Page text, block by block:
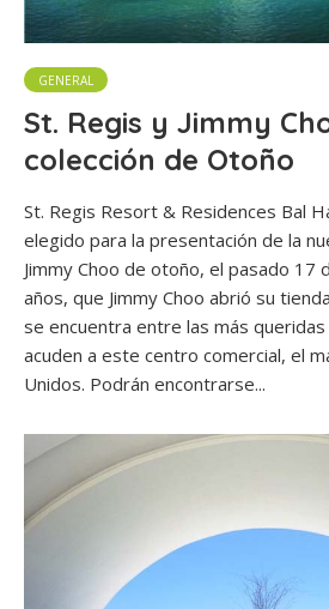
GENERAL
St. Regis y Jimmy
colección de Otoño
St. Regis Resort & Residences Bal
elegido para la presentación de la
Jimmy Choo de otoño, el pasado 17
años, que Jimmy Choo abrió su
se encuentra entre las más
acuden a este centro comercial, el
Unidos. Podrán encontrarse...